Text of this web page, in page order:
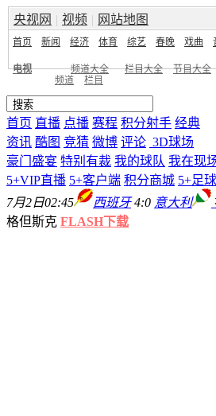
央视网 | 视频 | 网站地图
首页 新闻 经济 体育 综艺 春晚 戏曲
电视 频道大全 栏目大全 节目大全
频道
栏目
首页 直播 点播 赛程 积分射手 经典
资讯 酷图 竞猜 微博 评论 3D球场
豪门盛宴 特别有裁 我的球队 我在现
5+VIP直播 5+客户端 积分商城 5+足球
7月2日02:45
西班牙4:0 意大利
格但斯克 FLASH下载